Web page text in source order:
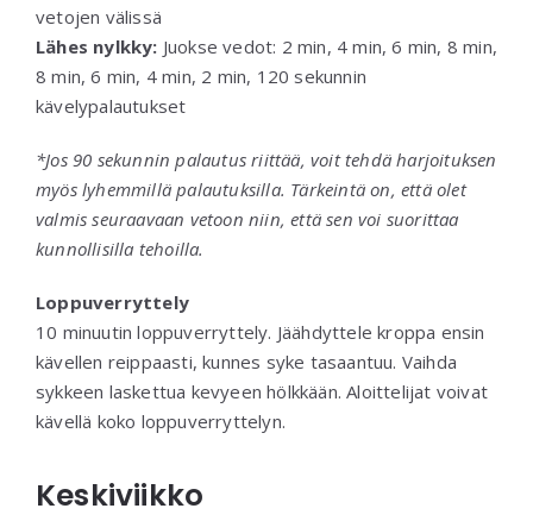
vetojen välissä
Lähes nylkky: Juokse vedot: 2 min, 4 min, 6 min, 8 min,
8 min, 6 min, 4 min, 2 min, 120 sekunnin
kävelypalautukset
*Jos 90 sekunnin palautus riittää, voit tehdä harjoituksen
myös lyhemmillä palautuksilla. Tärkeintä on, että olet
valmis seuraavaan vetoon niin, että sen voi suorittaa
kunnollisilla tehoilla.
Loppuverryttely
10 minuutin loppuverryttely. Jäähdyttele kroppa ensin
kävellen reippaasti, kunnes syke tasaantuu. Vaihda
sykkeen laskettua kevyeen hölkkään. Aloittelijat voivat
kävellä koko loppuverryttelyn.
Keskiviikko